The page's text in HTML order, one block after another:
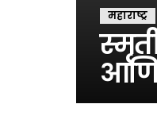
महाराष्ट्र
आणि